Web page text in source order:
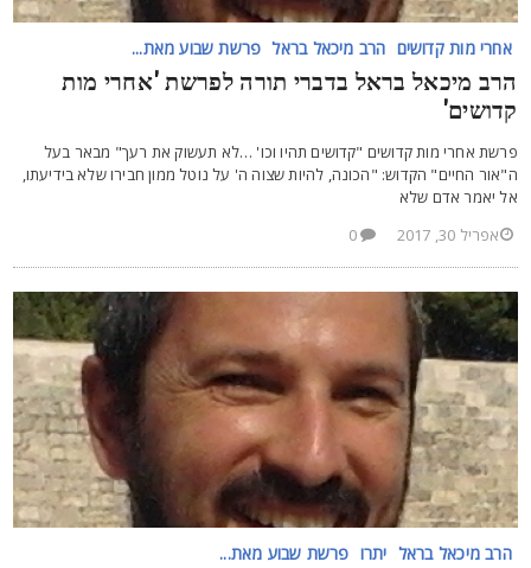
אחרי מות קדושים הרב מיכאל בראל פרשת שבוע מאת...
מיכאל בראל בדברי תורה לפרשת 'אחרי מות
אחרי מות קדושים "קדושים תהיו וכו' …לא תעשוק את רעך" מבאר בעל
החיים" הקדוש: "הכונה, להיות שצוה ה' על נוטל ממון חבירו שלא בידיעתו,
יאמר אדם שלא
אפריל 30, 2017
0
הרב מיכאל בראל יתרו פרשת שבוע מאת...